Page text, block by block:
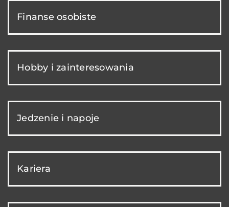
Finanse osobiste
Hobby i zainteresowania
Jedzenie i napoje
Kariera